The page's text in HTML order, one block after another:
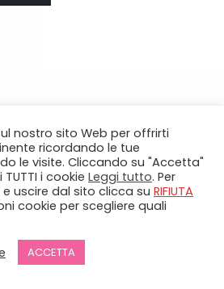
nostro sito Web per offrirti
ricordando le tue
le visite. Cliccando su "Accetta"
i cookie Leggi tutto. Per
uscire dal sito clicca su RIFIUTA
cookie per scegliere quali
ACCETTA
Cagliari.